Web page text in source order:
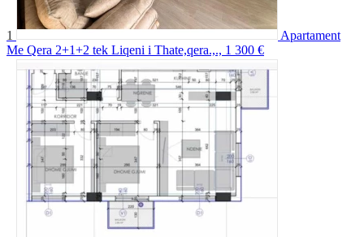
1
Apartament
Me Qera 2+1+2 tek Liqeni i Thate,qera.,., 1 300 €